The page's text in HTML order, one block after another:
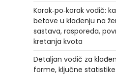
Korak‑po‑korak vodič:
betove u klađenju na
sastava, rasporeda,
kretanja kvota
Detaljan vodič za
forme, ključne